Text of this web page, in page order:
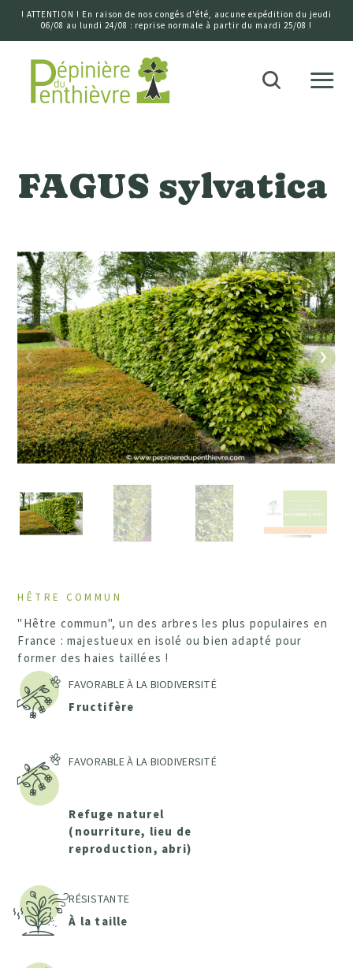
! ATTENTION ! En raison de nos congés d'été, aucune expédition du jeudi
06/08 au lundi 24/08 : reprise normale à partir du mardi 25/08 !
Accueil
Précédent
FAGUS sylvatica
HÊTRE COMMUN
"Hêtre commun", un des arbres les plus populaires en
France : majestueux en isolé ou bien adapté pour
former des haies taillées !
FAVORABLE À LA BIODIVERSITÉ
Fructifère
FAVORABLE À LA BIODIVERSITÉ
Refuge naturel
(nourriture, lieu de
reproduction, abri)
RÉSISTANTE
À la taille